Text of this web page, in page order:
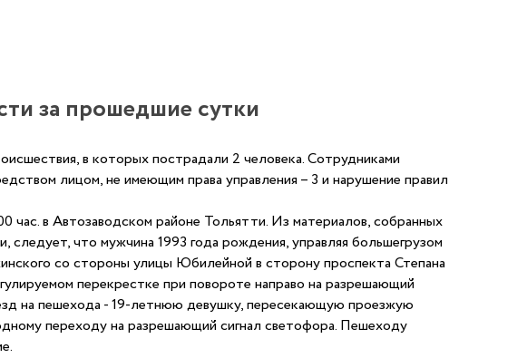
за прошедшие сутки
в которых пострадали 2 человека. Сотрудниками
лицом, не имеющим права управления – 3 и нарушение правил
в Автозаводском районе Тольятти. Из материалов, собранных
следует, что мужчина 1993 года рождения, управляя большегрузом
со стороны улицы Юбилейной в сторону проспекта Степана
перекрестке при повороте направо на разрешающий
на пешехода - 19-летнюю девушку, пересекающую проезжую
переходу на разрешающий сигнал светофора. Пешеходу